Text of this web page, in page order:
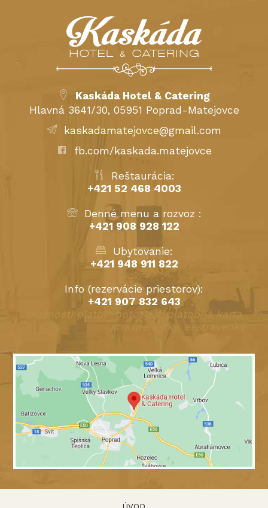
Kaskáda Hotel & Catering
Hlavná 3641/30, 05951 Poprad-Matejovce
kaskadamatejovce@gmail.com
fb.com/kaskada.matejovce
Reštaurácia:
+421 52 468 4003
Denné menu a rozvoz :
+421 908 928 122
Ubytovanie:
+421 948 911 822
Info (rezervácie priestorov):
+421 907 832 643
Možnosti platby: hotovosť, platobná karta
stravné lístky, e-stravenky